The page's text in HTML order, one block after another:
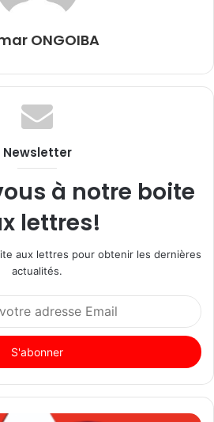
ONGOIBA
Newsletter
à notre boite
lettres!
aux lettres pour obtenir les dernières
actualités.